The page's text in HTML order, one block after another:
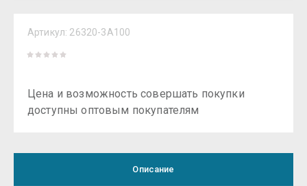
Артикул: 26320-3A100
Цена и возможность совершать покупки
доступны оптовым покупателям
Описание